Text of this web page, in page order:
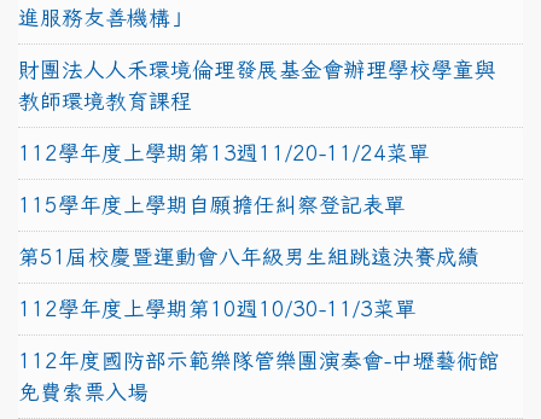
進服務友善機構」
財團法人人禾環境倫理發展基金會辦理學校學童與
教師環境教育課程
112學年度上學期第13週11/20-11/24菜單
115學年度上學期自願擔任糾察登記表單
第51屆校慶暨運動會八年級男生組跳遠決賽成績
112學年度上學期第10週10/30-11/3菜單
112年度國防部示範樂隊管樂團演奏會-中壢藝術館
免費索票入場